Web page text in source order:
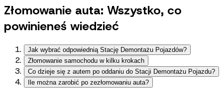
Złomowanie auta: Wszystko, co
powinieneś wiedzieć
Jak wybrać odpowiednią Stację Demontażu Pojazdów?
Złomowanie samochodu w kilku krokach
Co dzieje się z autem po oddaniu do Stacji Demontażu Pojazdu?
Ile można zarobić po zezłomowaniu auta?